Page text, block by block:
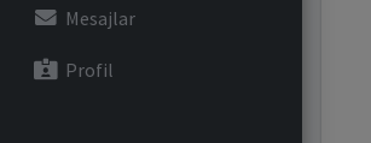
Mesajlar
Profil